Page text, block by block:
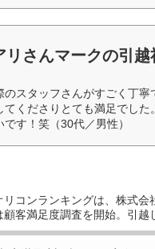
リさんマークの引越
のスタッフさんがすごく丁
てくださりとても満足でし
です！笑（30代／男性）
リコンランキングは、株式
顧客満足度調査を開始。引越